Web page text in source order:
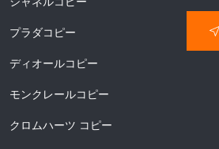
プラダコピー
ディオールコピー
モンクレールコピー
クロムハーツ コピー